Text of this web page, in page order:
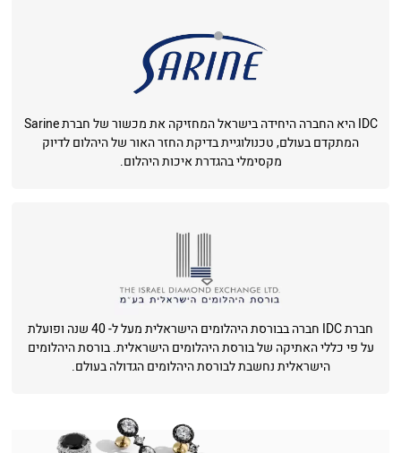
IDC היא החברה היחידה בישראל המחזיקה את מכשור של חברת Sarine
המתקדם בעולם, טכנולוגיית בדיקת החזר האור של היהלום לדיוק
מקסימלי בהגדרת איכות היהלום.
חברת IDC חברה בבורסת היהלומים הישראלית מעל ל- 40 שנה ופועלת
על פי כללי האתיקה של בורסת היהלומים הישראלית. בורסת היהלומים
הישראלית נחשבת לבורסת היהלומים הגדולה בעולם.